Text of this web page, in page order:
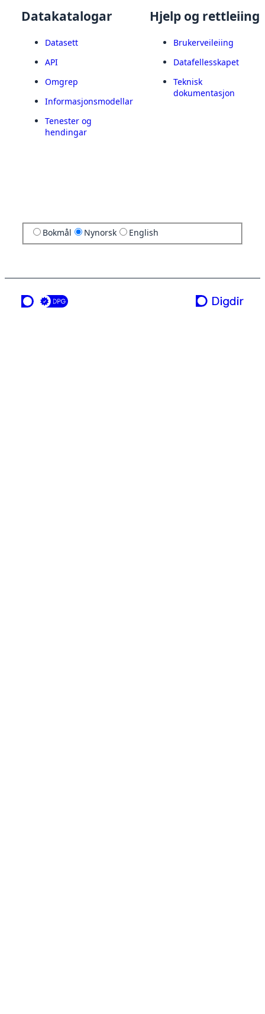
Datakatalogar
Datasett
API
Omgrep
Informasjonsmodellar
Tenester og
hendingar
Hjelp og rettleiing
Brukerveileiing
Datafellesskapet
Teknisk
dokumentasjon
Bokmål Nynorsk English